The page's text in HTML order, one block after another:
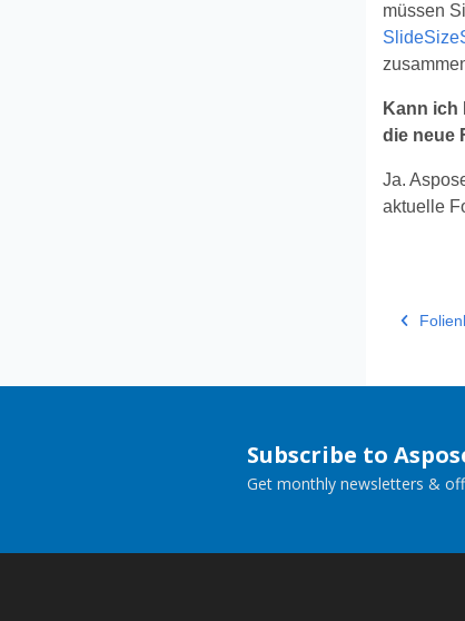
müssen
Kann ich
die neue
Ja.
aktuelle
Subscribe to
Get monthly newsletters &